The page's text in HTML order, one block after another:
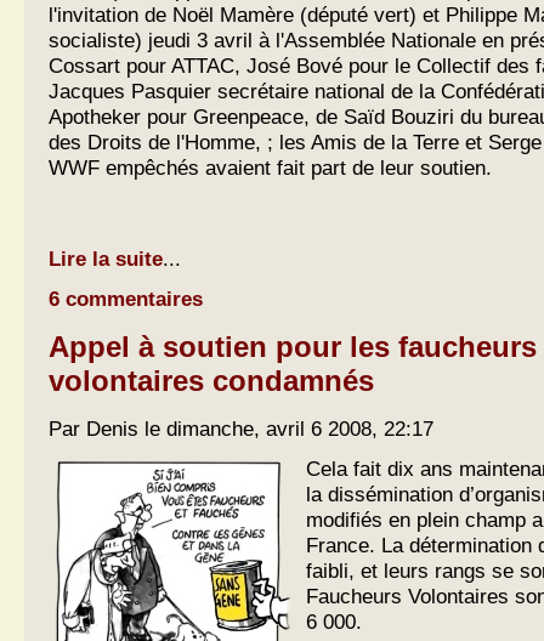
l'invitation de Noël Mamère (député vert) et Philippe
socialiste) jeudi 3 avril à l'Assemblée Nationale en
Cossart pour ATTAC, José Bové pour le Collectif des
Jacques Pasquier secrétaire national de la
Apotheker pour Greenpeace, de Saïd Bouziri du
des Droits de l'Homme, ; les Amis de la Terre et
WWF empêchés avaient fait part de leur soutien.
Lire la suite...
6 commentaires
Appel à soutien pour les
volontaires condamnés
Par Denis le dimanche, avril 6 2008, 22:17
Cela fait dix ans
la dissémination
modifiés en plein champ
France. La détermination
faibli, et leurs rangs se
Faucheurs Volontaires
6 000.